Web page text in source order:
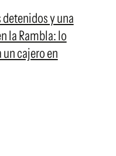
y una
la Rambla: lo
un cajero en